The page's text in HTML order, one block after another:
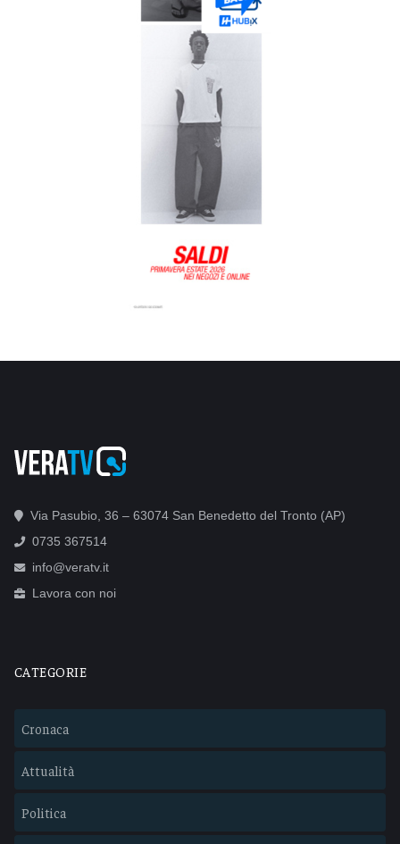
Via Pasubio, 36 – 63074 San Benedetto del Tronto (AP)
0735 367514
info@veratv.it
Lavora con noi
CATEGORIE
Cronaca
Attualità
Politica